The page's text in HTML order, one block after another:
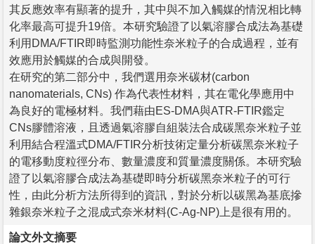
其反應效率有顯著的提升，其中與不加入觸媒的情況相比轉
化率最高可提升19倍。本研究驗證了以氣溶膠合成法為基礎
利用DMA/FTIR即時監測功能性奈米粒子的合成過程，並有
效應用於觸媒的合成與開發。
在研究的第二部分中，我們選用奈米碳材(carbon
nanomaterials, CNs) 作為代表性材料，其在電化學應用中
為良好的電極材料。我們藉由ES-DMA與ATR-FTIR鑑定
CNs膠體溶液，且透過氣溶膠自組裝法合成碳黑奈米粒子並
利用結合程溫式DMA/FTIR分析技術定量分析碳黑奈米粒子
的電移動度粒徑分布、數量濃度和質量濃度關係。本研究驗
證了以氣溶膠合成法為基礎即時分析碳黑奈米粒子的可行
性，由此分析方法所得到的資訊，對於分析以碳黑為基底摻
雜銀奈米粒子之混成式奈米材料(C-Ag-NP)上是很有用的。
論文外文摘要